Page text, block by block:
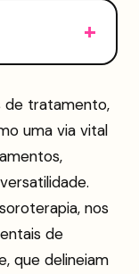
de tratamento,
uma via vital
nos
de
que delineiam